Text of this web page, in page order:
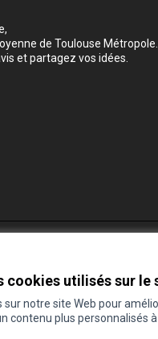
cookies utilisés sur le
sur notre site Web pour
contenu plus personnalisés
de Toulouse Métropole.
et partagez vos idées.